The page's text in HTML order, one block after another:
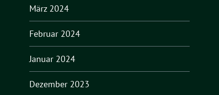
März 2024
Februar 2024
Januar 2024
Dezember 2023